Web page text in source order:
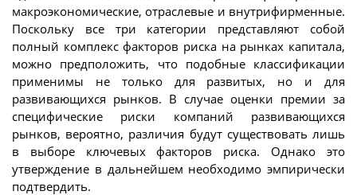
макроэкономические, отраслевые и внутрифирменные.
Поскольку все три категории представляют собой
полный комплекс факторов риска на рынках капитала,
можно предположить, что подобные классификации
применимы не только для развитых, но и для
развивающихся рынков. В случае оценки премии за
специфические риски компаний развивающихся
рынков, вероятно, различия будут существовать лишь
в выборе ключевых факторов риска. Однако это
утверждение в дальнейшем необходимо эмпирически
подтвердить.